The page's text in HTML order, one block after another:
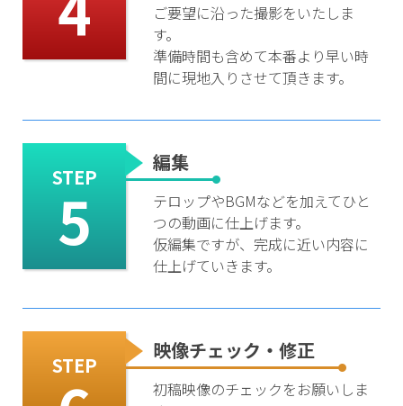
ご要望に沿った撮影をいたしま
す。
準備時間も含めて本番より早い時
間に現地入りさせて頂きます。
STEP
5
編集
テロップやBGMなどを加えてひと
つの動画に仕上げます。
仮編集ですが、完成に近い内容に
仕上げていきます。
STEP
映像チェック・修正
初稿映像のチェックをお願いしま